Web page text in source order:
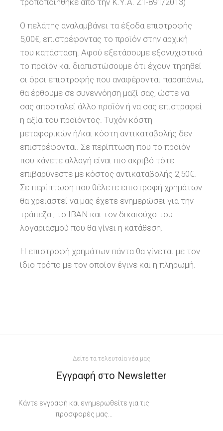
τροποποιήθηκε από την Κ.Υ.Α. Ζ1-891/2013)
Ο πελάτης αναλαμβάνει τα έξοδα επιστροφής
5,00€, επιστρέφοντας το προϊόν στην αρχική
του κατάσταση. Αφού εξετάσουμε εξονυχιστικά
το προϊόν και διαπιστώσουμε ότι έχουν τηρηθεί
οι όροι επιστροφής που αναφέρονται παραπάνω,
θα έρθουμε σε συνεννόηση μαζί σας, ώστε να
σας αποσταλεί άλλο προϊόν ή να σας επιστραφεί
η αξία του προϊόντος. Τυχόν κόστη
μεταφορικών ή/και κόστη αντικαταβολής δεν
επιστρέφονται. Σε περίπτωση που το προϊόν
που κάνετε αλλαγή είναι πιο ακριβό τότε
επιβαρύνεστε με κόστος αντικαταβολής 2,50€.
Σε περίπτωση που θέλετε επιστροφή χρημάτων
θα χρειαστεί να μας έχετε ενημερώσει για την
τράπεζα , το ΙΒΑΝ και τον δικαιούχο του
λογαριασμού που θα γίνει η κατάθεση.
Η επιστροφή χρημάτων πάντα θα γίνεται με τον
ίδιο τρόπο με τον οποίον έγινε και η πληρωμή.
Δείτε τα τελευταία νέα μας
Εγγραφή στο Newsletter
Κάντε εγγραφή και ενημερωθείτε για τις
προσφορές μας...